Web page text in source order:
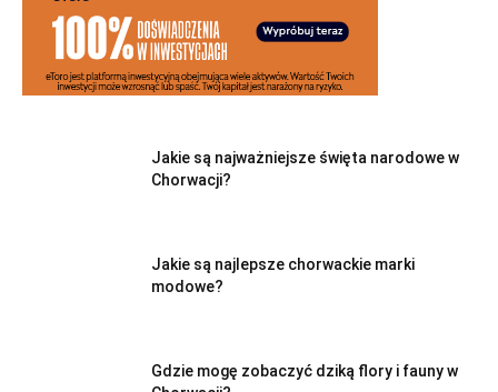
Jakie są najważniejsze święta narodowe w
Chorwacji?
Jakie są najlepsze chorwackie marki
modowe?
Gdzie mogę zobaczyć dziką flory i fauny w